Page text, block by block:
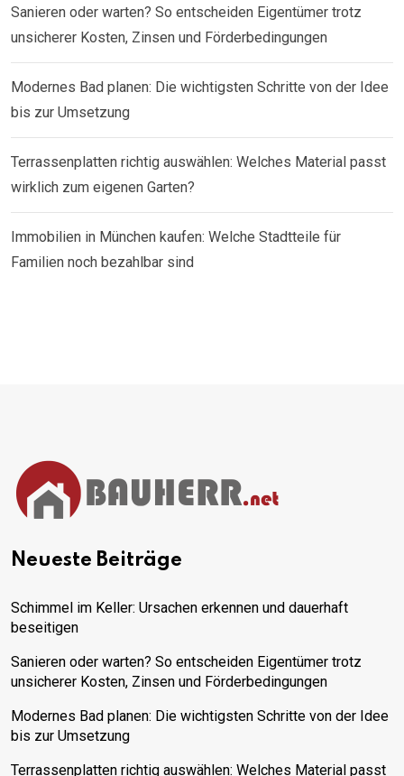
Sanieren oder warten? So entscheiden Eigentümer trotz
unsicherer Kosten, Zinsen und Förderbedingungen
Modernes Bad planen: Die wichtigsten Schritte von der Idee
bis zur Umsetzung
Terrassenplatten richtig auswählen: Welches Material passt
wirklich zum eigenen Garten?
Immobilien in München kaufen: Welche Stadtteile für
Familien noch bezahlbar sind
Neueste Beiträge
Schimmel im Keller: Ursachen erkennen und dauerhaft
beseitigen
Sanieren oder warten? So entscheiden Eigentümer trotz
unsicherer Kosten, Zinsen und Förderbedingungen
Modernes Bad planen: Die wichtigsten Schritte von der Idee
bis zur Umsetzung
Terrassenplatten richtig auswählen: Welches Material passt